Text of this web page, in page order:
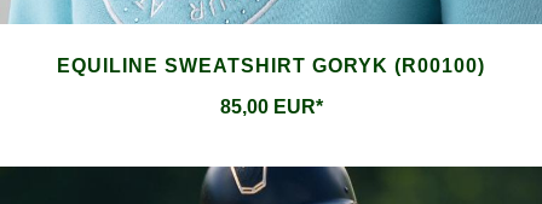
EQUILINE SWEATSHIRT GORYK (R00100)
85,00 EUR*